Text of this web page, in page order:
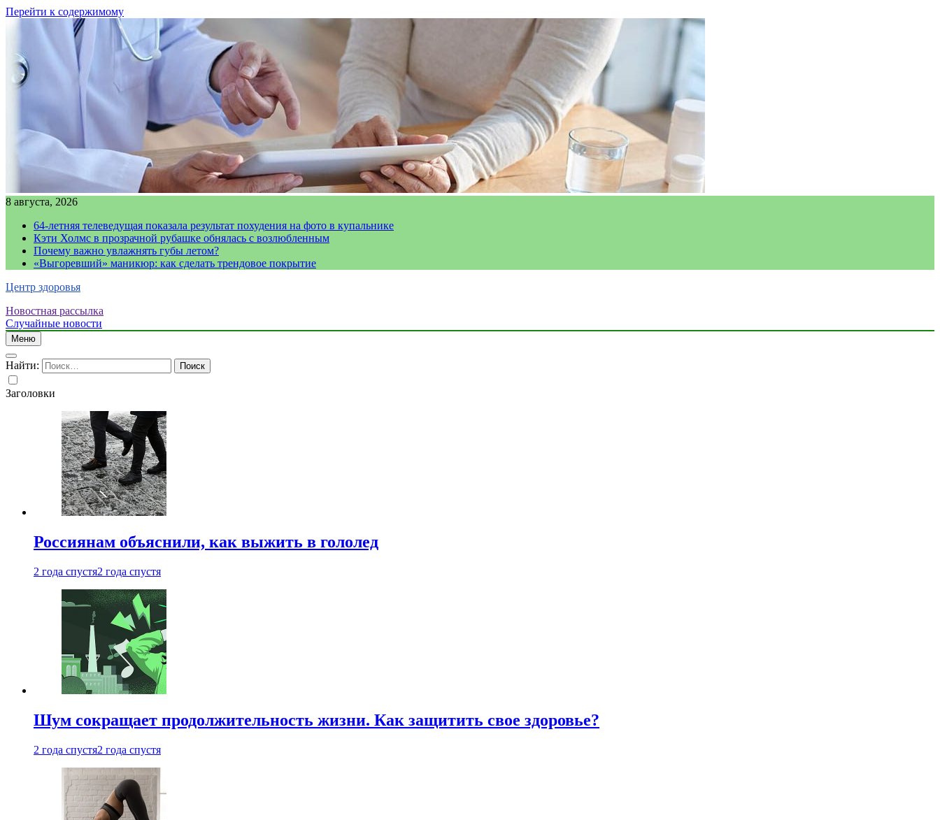
Перейти к содержимому
8 августа, 2026
64-летняя телеведущая показала результат похудения на фото в купальнике
Кэти Холмс в прозрачной рубашке обнялась с возлюбленным
Почему важно увлажнять губы летом?
«Выгоревший» маникюр: как сделать трендовое покрытие
Центр здоровья
Новостная рассылка
Случайные новости
Меню
Найти:
Заголовки
Россиянам объяснили, как выжить в гололед
2 года спустя2 года спустя
Шум сокращает продолжительность жизни. Как защитить свое здоровье?
2 года спустя2 года спустя